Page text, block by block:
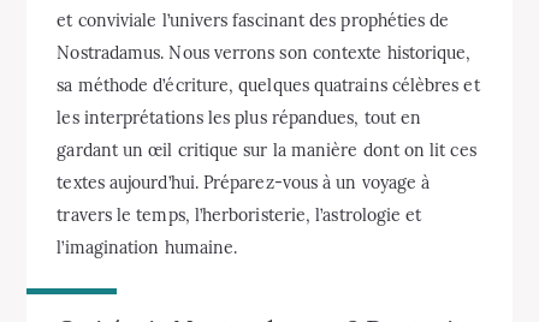
et conviviale l’univers fascinant des prophéties de
Nostradamus. Nous verrons son contexte historique,
sa méthode d’écriture, quelques quatrains célèbres et
les interprétations les plus répandues, tout en
gardant un œil critique sur la manière dont on lit ces
textes aujourd’hui. Préparez-vous à un voyage à
travers le temps, l’herboristerie, l’astrologie et
l’imagination humaine.